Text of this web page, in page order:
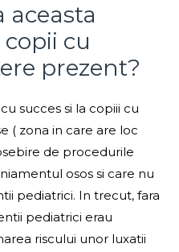
aceasta
cu
prezent?
succes si la copiii cu
( zona in care are loc
de procedurile
osos si care nu
pediatrici. In trecut, fara
pediatrici erau
riscului unor luxatii